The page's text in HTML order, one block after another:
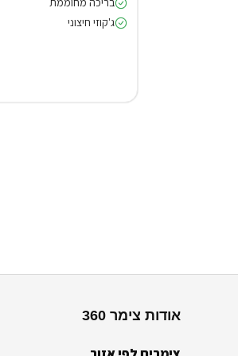
ג'קוזי חיצוני
אודות צימר 360